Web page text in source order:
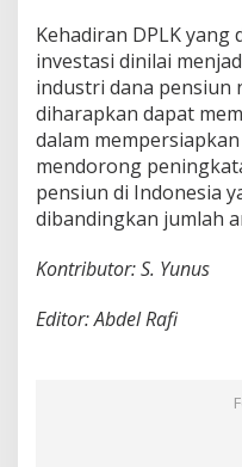
Kehadiran DPLK
investasi dinilai
industri dana pensiun
diharapkan dapat
dalam
mendorong
pensiun di Indonesia
dibandingkan jumlah
Kontributor: S. Yunus
Editor: Abdel Rafi